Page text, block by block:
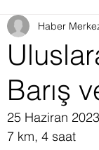
VPN şehir
Firma Satınalma
Avrupa Birliği
Barış
Haber
25 Haziran 2023
7 km, 4 saat